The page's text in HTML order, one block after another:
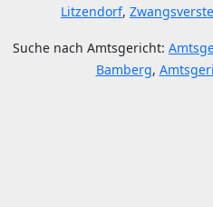
Litzendorf,
Suche nach Amtsgericht:
Bamberg,